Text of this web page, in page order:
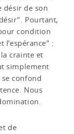
désir de son
Pourtant,
condition
l’espérance" :
crainte et
simplement
se confond
Nous
de